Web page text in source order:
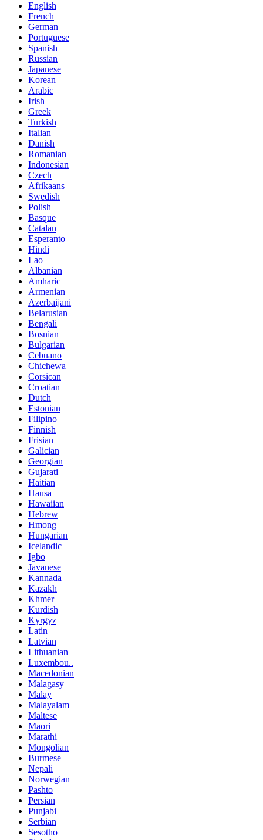
English
French
German
Portuguese
Spanish
Russian
Japanese
Korean
Arabic
Irish
Greek
Turkish
Italian
Danish
Romanian
Indonesian
Czech
Afrikaans
Swedish
Polish
Basque
Catalan
Esperanto
Hindi
Lao
Albanian
Amharic
Armenian
Azerbaijani
Belarusian
Bengali
Bosnian
Bulgarian
Cebuano
Chichewa
Corsican
Croatian
Dutch
Estonian
Filipino
Finnish
Frisian
Galician
Georgian
Gujarati
Haitian
Hausa
Hawaiian
Hebrew
Hmong
Hungarian
Icelandic
Igbo
Javanese
Kannada
Kazakh
Khmer
Kurdish
Kyrgyz
Latin
Latvian
Lithuanian
Luxembou..
Macedonian
Malagasy
Malay
Malayalam
Maltese
Maori
Marathi
Mongolian
Burmese
Nepali
Norwegian
Pashto
Persian
Punjabi
Serbian
Sesotho